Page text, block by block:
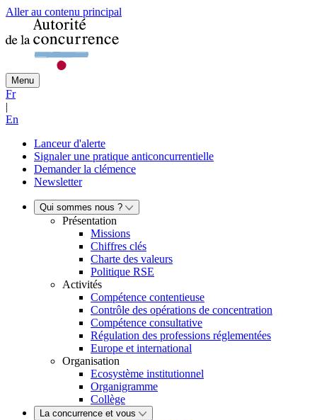
Aller au contenu principal
Menu
Fr
|
En
Lanceur d'alerte
Signaler une pratique anticoncurrentielle
Demander la clémence
Newsletter
Qui sommes nous ?
Présentation
Missions
Chiffres clés
Charte des valeurs
Politique RSE
Activités
Compétence contentieuse
Contrôle des opérations de concentration
Compétence consultative
Régulation des professions réglementées
Europe et international
Organisation
Ecosystème institutionnel
Organigramme
Collège
La concurrence et vous